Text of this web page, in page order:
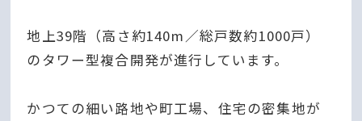
地上39階（高さ約140m／総戸数約1000戸）
のタワー型複合開発が進行しています。
かつての細い路地や町工場、住宅の密集地が